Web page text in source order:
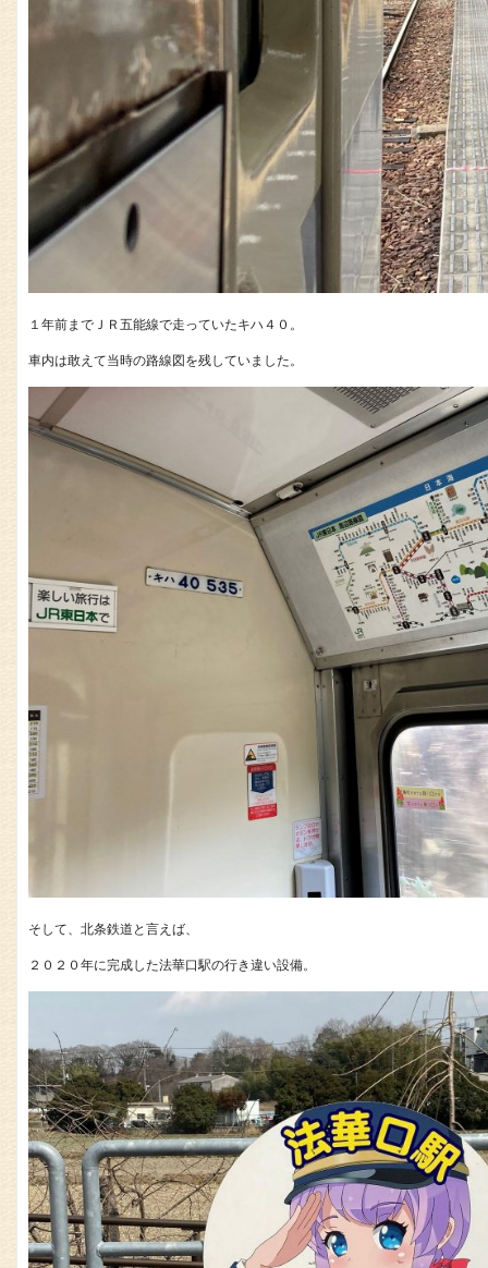
１年前までＪＲ五能線で走っていたキハ４０。
車内は敢えて当時の路線図を残していました。
そして、北条鉄道と言えば、
２０２０年に完成した法華口駅の行き違い設備。